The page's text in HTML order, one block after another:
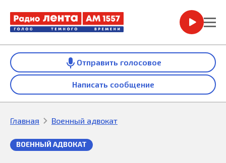
Отправить голосовое
Написать сообщение
Главная Военный адвокат
ВОЕННЫЙ АДВОКАТ